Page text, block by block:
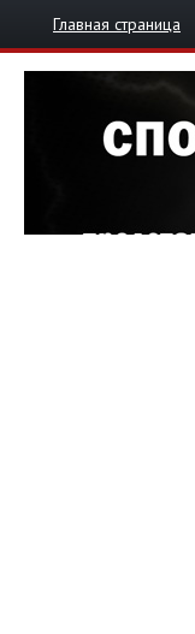
Главная страница